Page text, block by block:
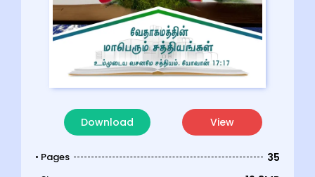
Download View
• Pages 35